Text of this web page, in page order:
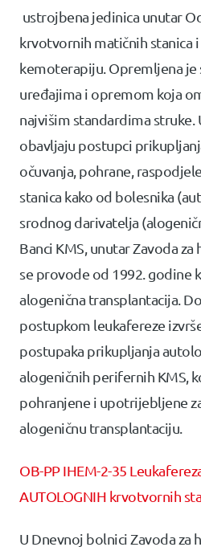
ustrojbena jedinica unutar
krvotvornih matičnih stanica
kemoterapiju. Opremljena je
uređajima i opremom koja
najvišim standardima struke.
obavljaju postupci
očuvanja, pohrane,
stanica kako od bolesnika
srodnog darivatelja
Banci KMS, unutar Zavoda
se provode od 1992. godine
alogenična transplantacija.
postupkom leukafereze
postupaka prikupljanja
alogeničnih perifernih KMS,
pohranjene i upotrijebljene
alogeničnu transplantaciju.
OB-PP IHEM-2-35
AUTOLOGNIH krvotvornih
U Dnevnoj bolnici Zavoda